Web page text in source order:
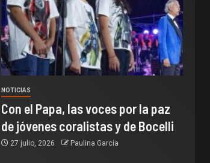
NOTICIAS
Con el Papa, las voces por la paz
de jóvenes coralistas y de Bocelli
27 julio, 2026 Paulina García